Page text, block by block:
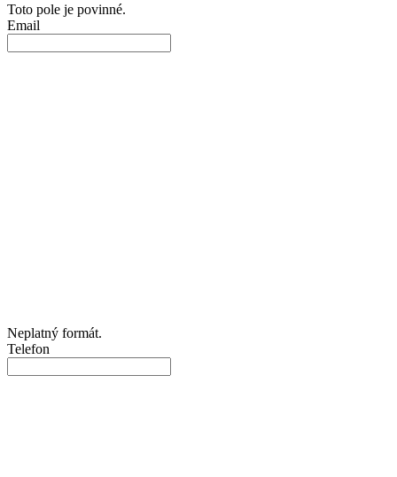
Toto pole je povinné.
Email
Neplatný formát.
Telefon